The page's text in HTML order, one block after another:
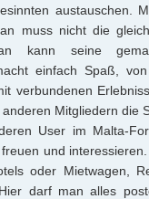
austauschen.
muss nicht die
kann seine
einfach Spaß,
verbundenen
Mitgliedern die
User im Malta-
und
oder Mietwagen,
darf man alles